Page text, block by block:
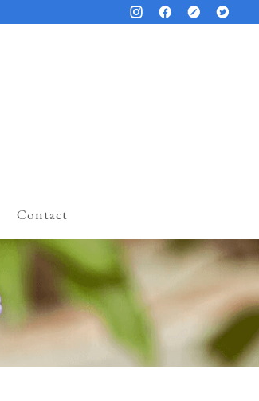
Contact